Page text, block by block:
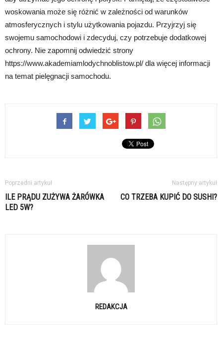
woskowania może się różnić w zależności od warunków
atmosferycznych i stylu użytkowania pojazdu. Przyjrzyj się
swojemu samochodowi i zdecyduj, czy potrzebuje dodatkowej
ochrony. Nie zapomnij odwiedzić strony
https://www.akademiamlodychnoblistow.pl/ dla więcej informacji
na temat pielęgnacji samochodu.
Poprzedni artykuł
ILE PRĄDU ZUŻYWA ŻARÓWKA
LED 5W?
Następny artykuł
CO TRZEBA KUPIĆ DO SUSHI?
REDAKCJA